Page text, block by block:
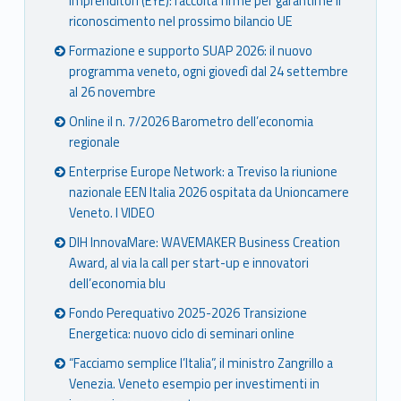
riconoscimento nel prossimo bilancio UE
Formazione e supporto SUAP 2026: il nuovo
programma veneto, ogni giovedì dal 24 settembre
al 26 novembre
Online il n. 7/2026 Barometro dell’economia
regionale
Enterprise Europe Network: a Treviso la riunione
nazionale EEN Italia 2026 ospitata da Unioncamere
Veneto. I VIDEO
DIH InnovaMare: WAVEMAKER Business Creation
Award, al via la call per start-up e innovatori
dell’economia blu
Fondo Perequativo 2025-2026 Transizione
Energetica: nuovo ciclo di seminari online
“Facciamo semplice l’Italia”, il ministro Zangrillo a
Venezia. Veneto esempio per investimenti in